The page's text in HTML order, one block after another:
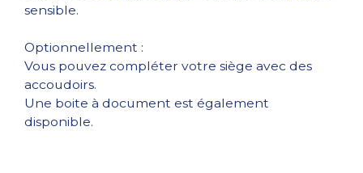
sensible.
Optionnellement :
Vous pouvez compléter votre siège avec des
accoudoirs.
Une boite à document est également
disponible.